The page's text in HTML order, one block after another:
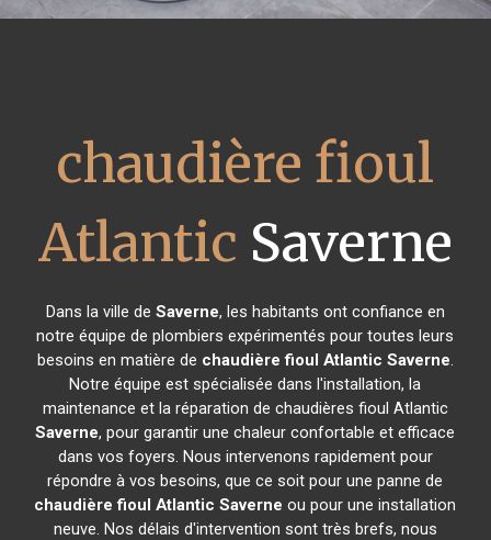
chaudière fioul
Atlantic Saverne
Dans la ville de Saverne, les habitants ont confiance en
notre équipe de plombiers expérimentés pour toutes leurs
besoins en matière de chaudière fioul Atlantic Saverne.
Notre équipe est spécialisée dans l'installation, la
maintenance et la réparation de chaudières fioul Atlantic
Saverne, pour garantir une chaleur confortable et efficace
dans vos foyers. Nous intervenons rapidement pour
répondre à vos besoins, que ce soit pour une panne de
chaudière fioul Atlantic Saverne ou pour une installation
neuve. Nos délais d'intervention sont très brefs, nous